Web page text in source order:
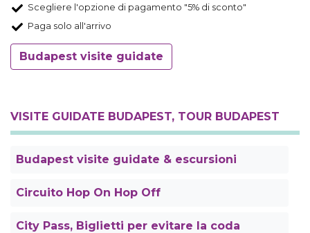
Scegliere l'opzione di pagamento "5% di sconto"
Paga solo all'arrivo
Budapest visite guidate
VISITE GUIDATE BUDAPEST, TOUR BUDAPEST
Budapest visite guidate & escursioni
Circuito Hop On Hop Off
City Pass, Biglietti per evitare la coda